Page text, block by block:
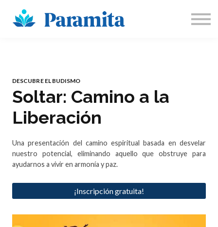
Sobre Nosotros
Participa
DESCUBRE EL BUDISMO
Soltar: Camino a la
Liberación
Una presentación del camino espiritual basada en desvelar
nuestro potencial, eliminando aquello que obstruye para
ayudarnos a vivir en armonía y paz.
¡Inscripción gratuita!